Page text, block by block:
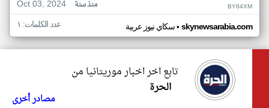
Oct 03, 2024
منذ سنة BY84XM
سكاي نيوز عربية• skynewsarabia.com عدد الكلمات: ١
تابع اخر اخبار موريتانيا من
الحرة
مصادر أخرى